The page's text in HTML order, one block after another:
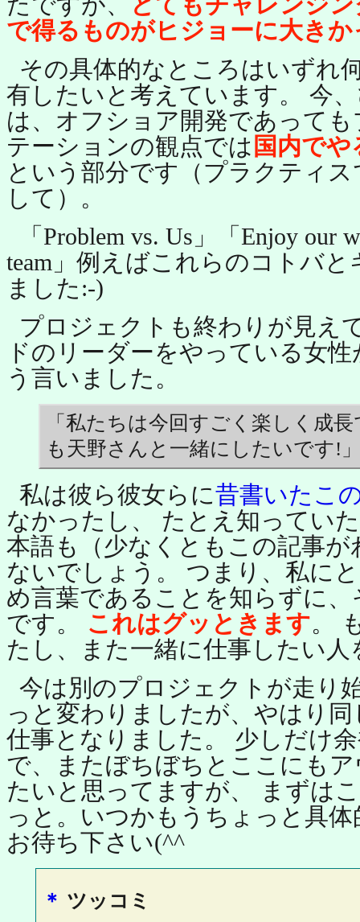
で得るものがヒジョーに大きか
その具体的なところはいずれ
有したいと考えています。 今
は、オフショア開発であって
テーションの観点では 国内で
という部分です（プラクティ
して）。
「Problem vs. Us」「Enjoy our
team」例えばこれらのコトバ
ました:-)
プロジェクトも終わりが見え
ドのリーダーをやっている女
う言いました。
「私たちは今回すごく楽しく成
も天野さんと一緒にしたいです!
私は彼ら彼女らに昔書いたこ
なかったし、 たとえ知ってい
本語も（少なくともこの記事
ないでしょう。 つまり、私に
め言葉であることを知らずに
です。 これはグッときます。
たし、また一緒に仕事したい
今は別のプロジェクトが走り
っと変わりましたが、やはり
仕事となりました。 少しだけ
で、またぼちぼちとここにも
たいと思ってますが、 まずは
っと。いつかもうちょっと具
お待ち下さい(^^
＊ ツッコミ